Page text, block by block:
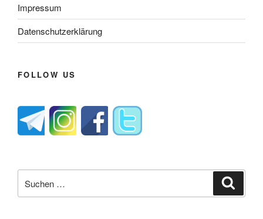
Impressum
Datenschutzerklärung
FOLLOW US
nach: